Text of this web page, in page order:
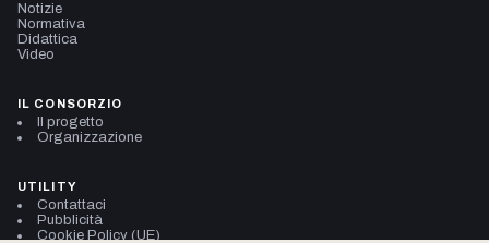
Notizie
Normativa
Didattica
Video
IL CONSORZIO
Il progetto
Organizzazione
UTILITY
Contattaci
Pubblicità
Cookie Policy (UE)